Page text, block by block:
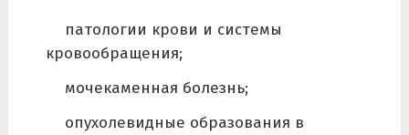
патологии крови и системы
кровообращения;
мочекаменная болезнь;
опухолевидные образования в